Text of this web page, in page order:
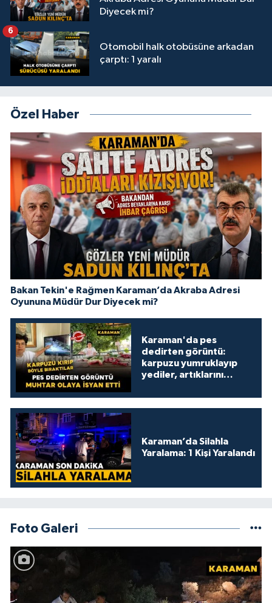
Diyecek mi?
Otomobil halk otobüsüne arkadan
çarptı: 1 yaralı
6
Özel Haber
Bakan Tekin'e Rağmen Karaman’da Akraba Adresi
Oyununa Müdür Dur Diyecek mi?
Karaman'da pes
dedirten görüntü:
karpuzu yumruklayıp
yediler, artıklarını
Karaman’da Silahla
Yaralama: 1 Kişi Yaralandı
Foto Galeri